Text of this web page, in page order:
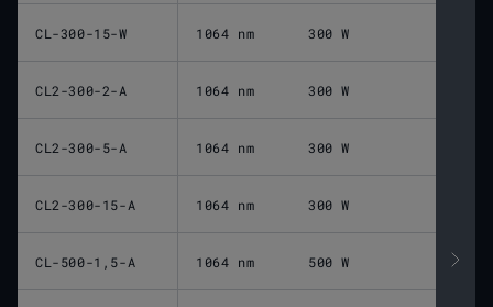
CL-300-15-W 1064 nm 300 W
CL2-300-2-A 1064 nm 300 W
CL2-300-5-A 1064 nm 300 W
CL2-300-15-A 1064 nm 300 W
CL-500-1,5-A 1064 nm 500 W